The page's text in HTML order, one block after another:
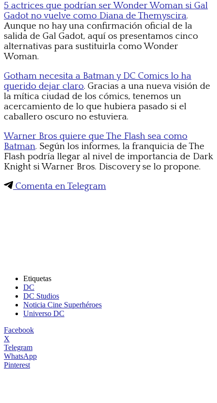
5 actrices que podrían ser Wonder Woman si Gal
Gadot no vuelve como Diana de Themyscira.
Aunque no hay una confirmación oficial de la
salida de Gal Gadot, aquí os presentamos cinco
alternativas para sustituirla como Wonder
Woman.
Gotham necesita a Batman y DC Comics lo ha
querido dejar claro. Gracias a una nueva visión de
la mítica ciudad de los cómics, tenemos un
acercamiento de lo que hubiera pasado si el
caballero oscuro no estuviera.
Warner Bros quiere que The Flash sea como
Batman. Según los informes, la franquicia de The
Flash podría llegar al nivel de importancia de Dark
Knight si Warner Bros. Discovery se lo propone.
Comenta en Telegram
Etiquetas
DC
DC Studios
Noticia Cine Superhéroes
Universo DC
Facebook
X
Telegram
WhatsApp
Pinterest